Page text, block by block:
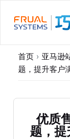
过
首页 › 亚马逊
题，提升客户
优质
题，